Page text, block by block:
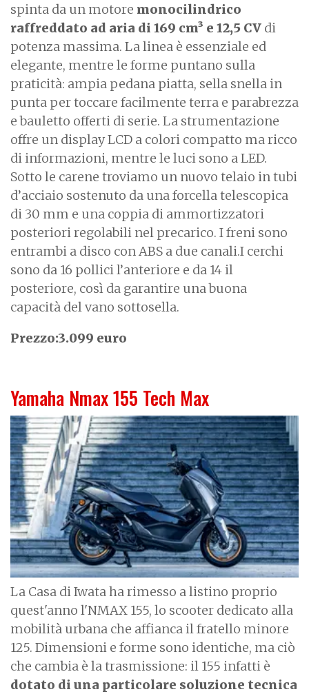
spinta da un motore monocilindrico
raffreddato ad aria di 169 cm³ e 12,5 CV di
potenza massima. La linea è essenziale ed
elegante, mentre le forme puntano sulla
praticità: ampia pedana piatta, sella snella in
punta per toccare facilmente terra e parabrezza
e bauletto offerti di serie. La strumentazione
offre un display LCD a colori compatto ma ricco
di informazioni, mentre le luci sono a LED.
Sotto le carene troviamo un nuovo telaio in tubi
d’acciaio sostenuto da una forcella telescopica
di 30 mm e una coppia di ammortizzatori
posteriori regolabili nel precarico. I freni sono
entrambi a disco con ABS a due canali.I cerchi
sono da 16 pollici l’anteriore e da 14 il
posteriore, così da garantire una buona
capacità del vano sottosella.
Prezzo:3.099 euro
Yamaha Nmax 155 Tech Max
I
m
a
g
e
La Casa di Iwata ha rimesso a listino proprio
quest'anno l'NMAX 155, lo scooter dedicato alla
mobilità urbana che affianca il fratello minore
125. Dimensioni e forme sono identiche, ma ciò
che cambia è la trasmissione: il 155 infatti è
dotato di una particolare soluzione tecnica